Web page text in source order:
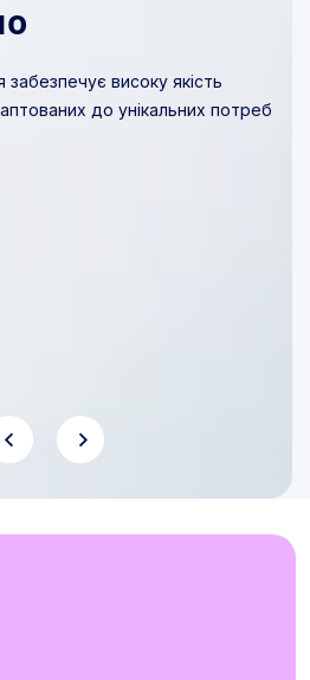
забезпечує високу якість
до унікальних потреб
забезпечує високу якість
до унікальних потреб
забезпечує високу якість
до унікальних потреб